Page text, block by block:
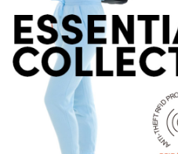
４．使用「AFTEE先享後付」時，將
時審查核予不同之上限額度；若仍有
請求用戶進行身份認證。
５．嚴禁一人註冊多個帳號或使用他
恩沛科技股份有限公司將有權停止該